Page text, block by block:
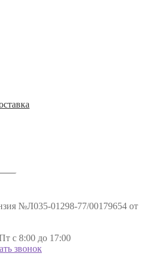
№Л035-01298-77/00179654 от
с 8:00 до 17:00
звонок